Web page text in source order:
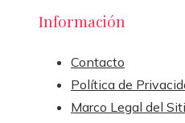
Información
Contacto
Política de
Marco Legal del